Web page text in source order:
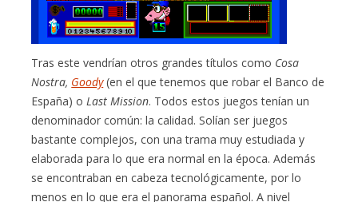
Tras este vendrían otros grandes títulos como Cosa
Nostra, Goody(en el que tenemos que robar el Banco de
España) oLast Mission. Todos estos juegos tenían un
denominador común: la calidad. Solían ser juegos
bastante complejos, con una trama muy estudiada y
elaborada para lo que era normal en la época. Además
se encontraban en cabeza tecnológicamente, por lo
menos en lo que era el panorama español. A nivel